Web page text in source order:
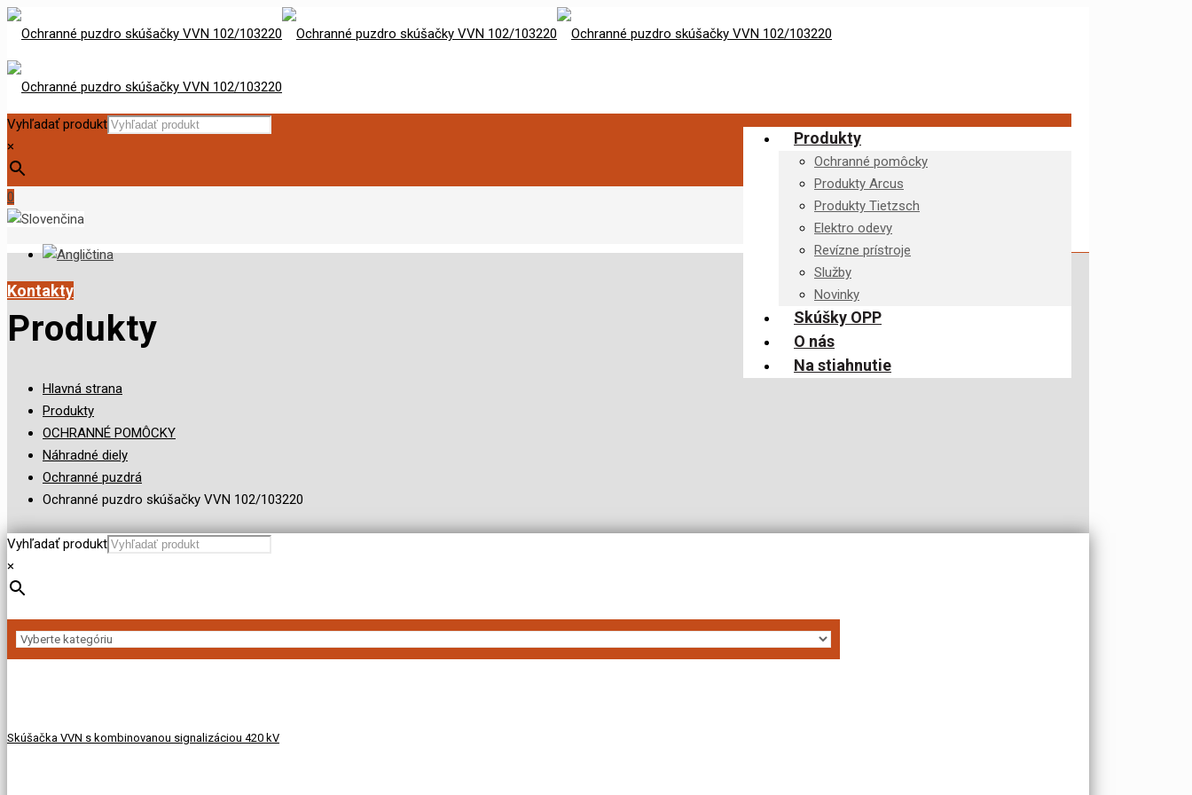
Produkty
Ochranné pomôcky
Produkty Arcus
Produkty Tietzsch
Elektro odevy
Revízne prístroje
Služby
Novinky
Skúšky OPP
O nás
Na stiahnutie
Vyhľadať produkt
×
0
Kontakty
Produkty
Hlavná strana
Produkty
OCHRANNÉ POMÔCKY
Náhradné diely
Ochranné puzdrá
Ochranné puzdro skúšačky VVN 102/103220
Vyhľadať produkt
×
Skúšačka VVN s kombinovanou signalizáciou 420 kV